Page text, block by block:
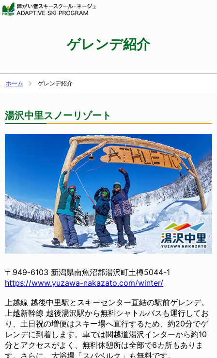
ゲレンデ紹介
ホーム ゲレンデ紹介
湯沢中里スノーリゾート
〒949-6103 新潟県南魚沼郡湯沢町土樽5044-1
https://www.yuzawa-nakazato.com/winter/
上越線 越後中里駅とスキーセンター直結の駅前ゲレンデ。
上越新幹線 越後湯沢駅から無料シャトルバスも運行してお
り、土日祝の増便はスキー場へ直行するため、約20分でゲ
レンデに到着します。車では関越道湯沢インターから約10
分とアクセスがよく、無料休憩所は全部で6カ所もありま
す。さらに、大浴場「スパベルク」も無料です。